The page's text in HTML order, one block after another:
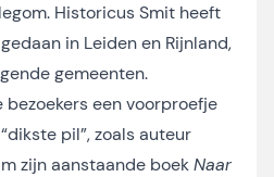
Historicus Smit heeft
in Leiden en Rijnland,
gemeenten.
bezoekers een voorproefje
pil”, zoals auteur
zijn aanstaande boekNaar